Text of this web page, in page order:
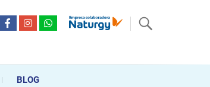
más de 20 años . Acompañamos al cliente
venta, montaje y reparación, hasta la
BLOG